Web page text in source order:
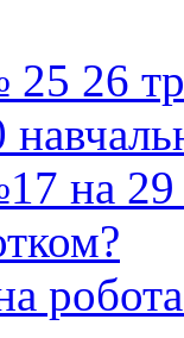
25 26
на 29